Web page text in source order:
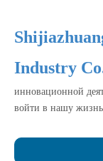
Industry
инновационной
войти в нашу